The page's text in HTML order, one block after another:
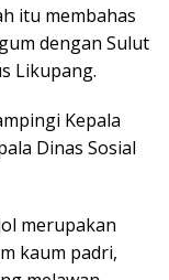
itu membahas
dengan Sulut
Likupang.
Kepala
Dinas Sosial
merupakan
kaum padri,